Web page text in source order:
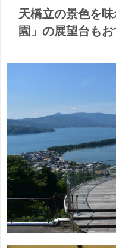
天橋立の景色を
園」の展望台もお